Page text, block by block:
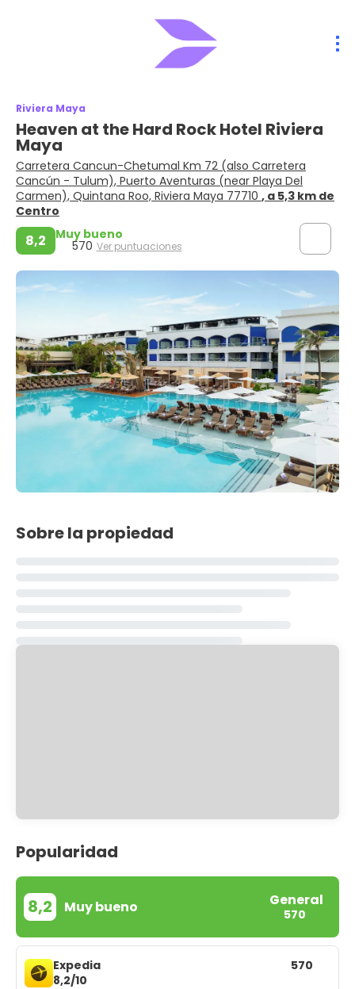
Riviera Maya
Heaven at the Hard Rock Hotel Riviera
Maya
Carretera Cancun-Chetumal Km 72 (also Carretera
Cancún - Tulum), Puerto Aventuras (near Playa Del
Carmen), Quintana Roo, Riviera Maya 77710 , a 5,3 km de
Centro
8,2 Muy bueno
570 Ver puntuaciones
Sobre la propiedad
Popularidad
8,2 Muy bueno General
570
Expedia
8,2/10
570